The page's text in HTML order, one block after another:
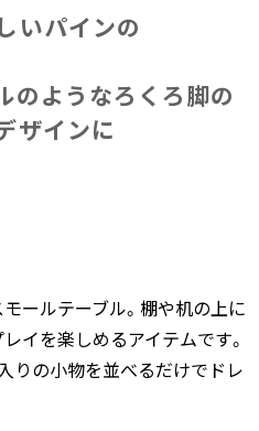
い​パインの​
のような​ろくろ脚の​
ザインに​
ールテーブル。棚や机の上に
イを楽しめるアイテムです。
りの小物を並べるだけでドレ